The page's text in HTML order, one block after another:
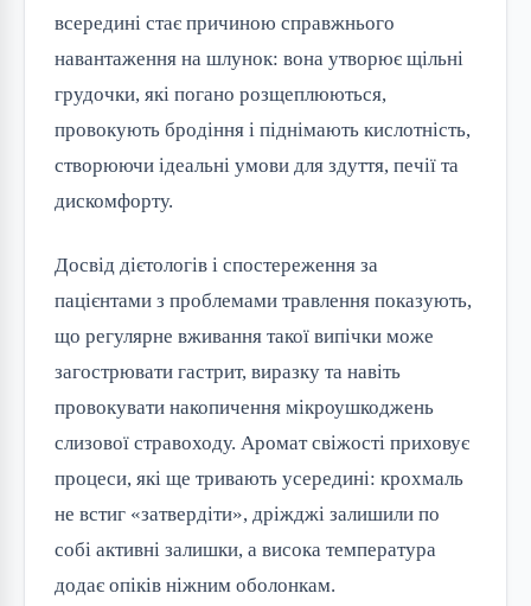
всередині стає причиною справжнього
навантаження на шлунок: вона утворює щільні
грудочки, які погано розщеплюються,
провокують бродіння і піднімають кислотність,
створюючи ідеальні умови для здуття, печії та
дискомфорту.
Досвід дієтологів і спостереження за
пацієнтами з проблемами травлення показують,
що регулярне вживання такої випічки може
загострювати гастрит, виразку та навіть
провокувати накопичення мікроушкоджень
слизової стравоходу. Аромат свіжості приховує
процеси, які ще тривають усередині: крохмаль
не встиг «затвердіти», дріжджі залишили по
собі активні залишки, а висока температура
додає опіків ніжним оболонкам.